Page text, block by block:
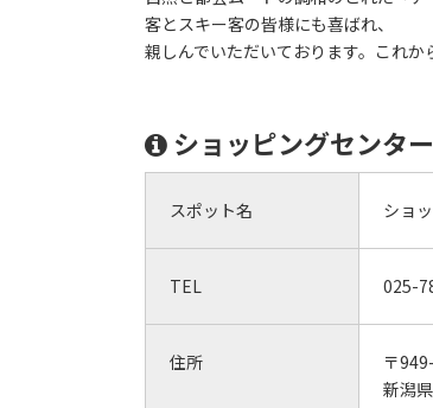
客とスキー客の皆様にも喜ばれ、
親しんでいただいております。これか
ショッピングセンタ
スポット名 ショ
TEL 025-
住所
〒
新潟